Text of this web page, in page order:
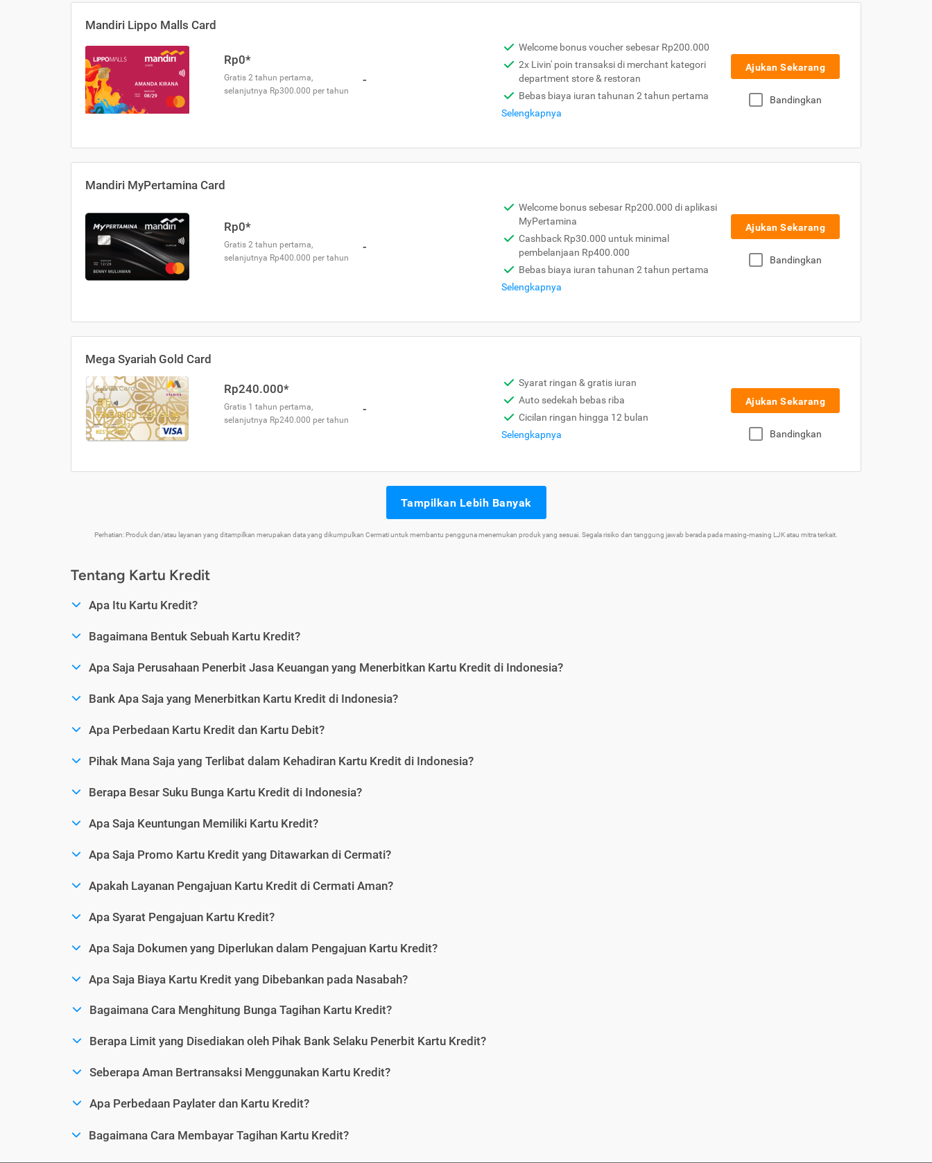
Mandiri Lippo Malls Card
Rp0*
Gratis 2 tahun pertama,
selanjutnya Rp300.000 per tahun
-
Welcome bonus voucher sebesar Rp200.000
2x Livin' poin transaksi di merchant kategori
department store & restoran
Bebas biaya iuran tahunan 2 tahun pertama
Selengkapnya
Ajukan Sekarang
Bandingkan
Mandiri MyPertamina Card
Rp0*
Gratis 2 tahun pertama,
selanjutnya Rp400.000 per tahun
-
Welcome bonus sebesar Rp200.000 di aplikasi
MyPertamina
Cashback Rp30.000 untuk minimal
pembelanjaan Rp400.000
Bebas biaya iuran tahunan 2 tahun pertama
Selengkapnya
Ajukan Sekarang
Bandingkan
Mega Syariah Gold Card
Rp240.000*
Gratis 1 tahun pertama,
selanjutnya Rp240.000 per tahun
-
Syarat ringan & gratis iuran
Auto sedekah bebas riba
Cicilan ringan hingga 12 bulan
Selengkapnya
Ajukan Sekarang
Bandingkan
Tampilkan Lebih Banyak
Perhatian: Produk dan/atau layanan yang ditampilkan merupakan data yang dikumpulkan Cermati untuk membantu pengguna menemukan produk yang sesuai. Segala risiko dan tanggung jawab berada pada masing-masing LJK atau mitra terkait.
Tentang Kartu Kredit
Apa Itu Kartu Kredit?
Bagaimana Bentuk Sebuah Kartu Kredit?
Apa Saja Perusahaan Penerbit Jasa Keuangan yang Menerbitkan Kartu Kredit di Indonesia?
Bank Apa Saja yang Menerbitkan Kartu Kredit di Indonesia?
Apa Perbedaan Kartu Kredit dan Kartu Debit?
Pihak Mana Saja yang Terlibat dalam Kehadiran Kartu Kredit di Indonesia?
Berapa Besar Suku Bunga Kartu Kredit di Indonesia?
Apa Saja Keuntungan Memiliki Kartu Kredit?
Apa Saja Promo Kartu Kredit yang Ditawarkan di Cermati?
Apakah Layanan Pengajuan Kartu Kredit di Cermati Aman?
Apa Syarat Pengajuan Kartu Kredit?
Apa Saja Dokumen yang Diperlukan dalam Pengajuan Kartu Kredit?
Apa Saja Biaya Kartu Kredit yang Dibebankan pada Nasabah?
Bagaimana Cara Menghitung Bunga Tagihan Kartu Kredit?
Berapa Limit yang Disediakan oleh Pihak Bank Selaku Penerbit Kartu Kredit?
Seberapa Aman Bertransaksi Menggunakan Kartu Kredit?
Apa Perbedaan Paylater dan Kartu Kredit?
Bagaimana Cara Membayar Tagihan Kartu Kredit?